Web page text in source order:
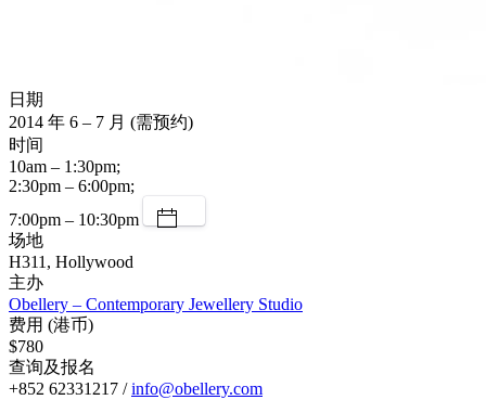
日期
2014 年 6 – 7 月 (需预约)
时间
10am – 1:30pm;
2:30pm – 6:00pm;
7:00pm – 10:30pm
场地
H311, Hollywood
主办
Obellery – Contemporary Jewellery Studio
费用 (港币)
$780
查询及报名
+852 62331217 /info@obellery.com